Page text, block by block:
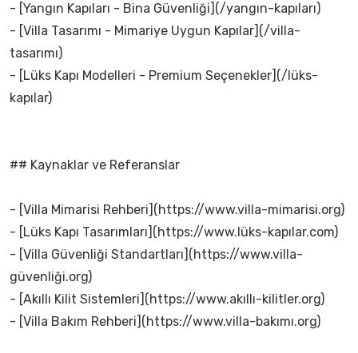
- [Yangın Kapıları - Bina Güvenliği](/yangın-kapıları)
- [Villa Tasarımı - Mimariye Uygun Kapılar](/villa-
tasarımı)
- [Lüks Kapı Modelleri - Premium Seçenekler](/lüks-
kapılar)
## Kaynaklar ve Referanslar
- [Villa Mimarisi Rehberi](https://www.villa-mimarisi.org)
- [Lüks Kapı Tasarımları](https://www.lüks-kapılar.com)
- [Villa Güvenliği Standartları](https://www.villa-
güvenliği.org)
- [Akıllı Kilit Sistemleri](https://www.akıllı-kilitler.org)
- [Villa Bakım Rehberi](https://www.villa-bakımı.org)